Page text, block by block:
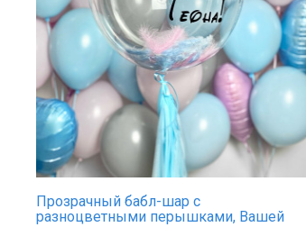
Прозрачный бабл-шар с
разноцветными перышками, Вашей